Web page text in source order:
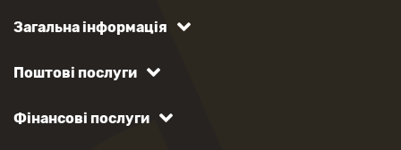
Загальна інформація
Поштові послуги
Фінансові послуги